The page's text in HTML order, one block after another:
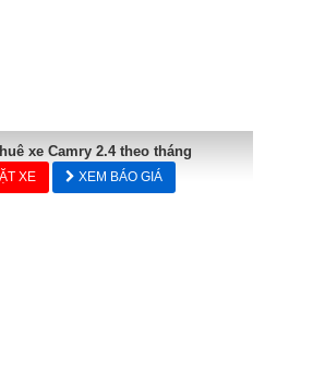
xe Camry 2.4 theo tháng
XE XEM BÁO GIÁ